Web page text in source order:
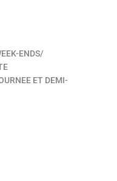
ENDS/
ET DEMI-